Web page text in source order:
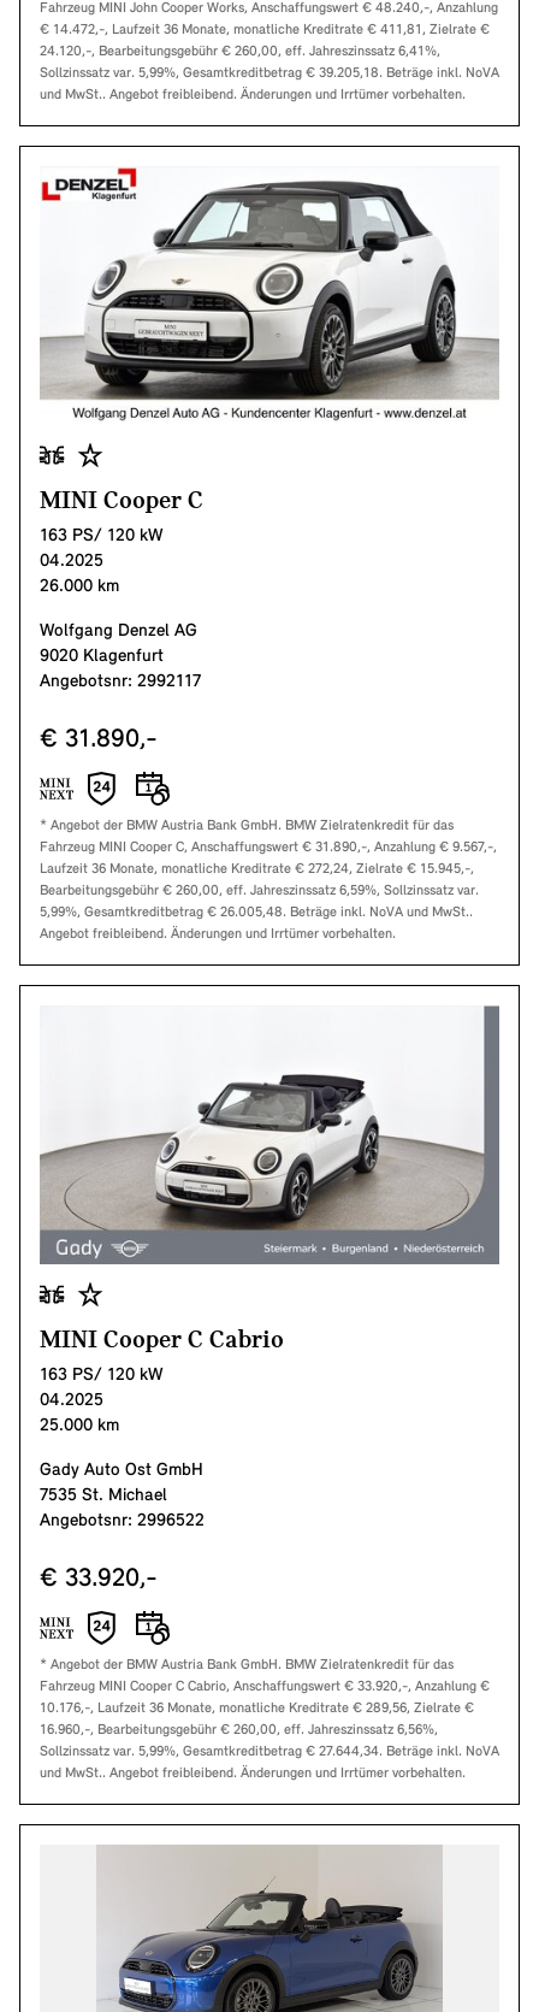
Fahrzeug MINI John Cooper Works, Anschaffungswert € 48.240,-, Anzahlung
€ 14.472,-, Laufzeit 36 Monate, monatliche Kreditrate € 411,81, Zielrate €
24.120,-, Bearbeitungsgebühr € 260,00, eff. Jahreszinssatz 6,41%,
Sollzinssatz var. 5,99%, Gesamtkreditbetrag € 39.205,18. Beträge inkl. NoVA
und MwSt.. Angebot freibleibend. Änderungen und Irrtümer vorbehalten.
MINI Cooper C
163 PS/ 120 kW
04.2025
26.000 km
Wolfgang Denzel AG
9020 Klagenfurt
Angebotsnr: 2992117
€ 31.890,-
* Angebot der BMW Austria Bank GmbH. BMW Zielratenkredit für das
Fahrzeug MINI Cooper C, Anschaffungswert € 31.890,-, Anzahlung € 9.567,-,
Laufzeit 36 Monate, monatliche Kreditrate € 272,24, Zielrate € 15.945,-,
Bearbeitungsgebühr € 260,00, eff. Jahreszinssatz 6,59%, Sollzinssatz var.
5,99%, Gesamtkreditbetrag € 26.005,48. Beträge inkl. NoVA und MwSt..
Angebot freibleibend. Änderungen und Irrtümer vorbehalten.
MINI Cooper C Cabrio
163 PS/ 120 kW
04.2025
25.000 km
Gady Auto Ost GmbH
7535 St. Michael
Angebotsnr: 2996522
€ 33.920,-
* Angebot der BMW Austria Bank GmbH. BMW Zielratenkredit für das
Fahrzeug MINI Cooper C Cabrio, Anschaffungswert € 33.920,-, Anzahlung €
10.176,-, Laufzeit 36 Monate, monatliche Kreditrate € 289,56, Zielrate €
16.960,-, Bearbeitungsgebühr € 260,00, eff. Jahreszinssatz 6,56%,
Sollzinssatz var. 5,99%, Gesamtkreditbetrag € 27.644,34. Beträge inkl. NoVA
und MwSt.. Angebot freibleibend. Änderungen und Irrtümer vorbehalten.